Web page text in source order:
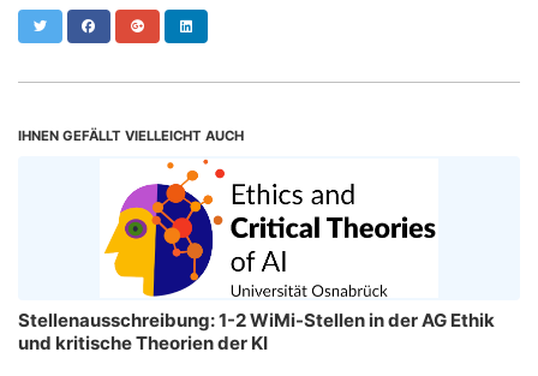
Twitter FacebookGoogle+
IHNEN GEFÄLLT VIELLEICHT AUCH
Stellenausschreibung: 1-2 WiMi-Stellen in der AG Ethik
und kritische Theorien der KI